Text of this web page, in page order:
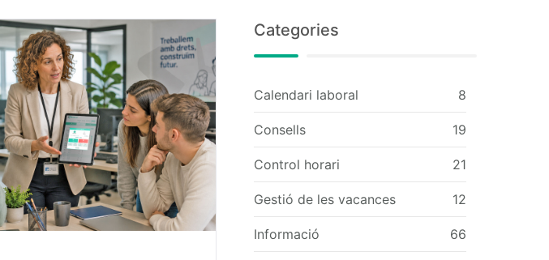
Categories
Calendari laboral 8
Consells 19
Control horari 21
Gestió de les vacances 12
Informació 66